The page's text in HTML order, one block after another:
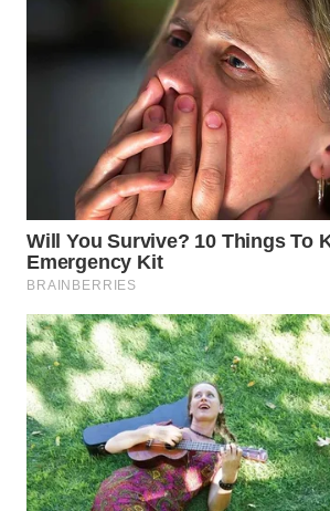
BOROBUDUR
MADURA
WN
SURABAYA
WN
NATUNA
WN
BINTAN
WN
MANDALIKA